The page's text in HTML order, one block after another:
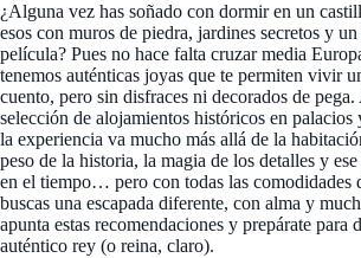
¿Alguna vez has soñado con dormir en un
esos con muros de piedra, jardines secretos y un
película? Pues no hace falta cruzar media
tenemos auténticas joyas que te permiten vivir
cuento, pero sin disfraces ni decorados de
selección de alojamientos históricos en palacios
la experiencia va mucho más allá de la
peso de la historia, la magia de los detalles y
en el tiempo… pero con todas las
buscas una escapada diferente, con alma y
apunta estas recomendaciones y prepárate para
auténtico rey (o reina, claro).